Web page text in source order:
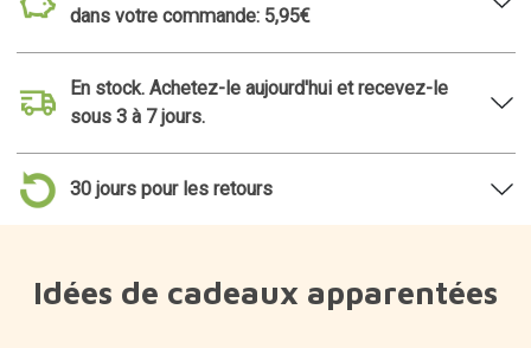
dans votre commande: 5,95€
En stock. Achetez-le aujourd'hui et recevez-le
sous 3 à 7 jours.
30 jours pour les retours
Idées de cadeaux apparentées